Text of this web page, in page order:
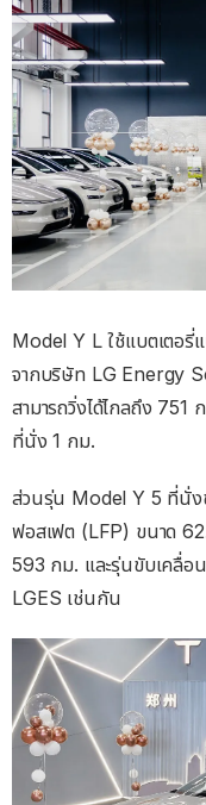
Model Y L ใช้แบตเตอ
จากบริษัท LG Energy
สามารถวิ่งได้ไกลถึง 751
ที่นั่ง 1 กม.
ส่วนรุ่น Model Y 5 ที่นั่ง
ฟอสเฟต (LFP) ขนาด
593 กม. และรุ่นขับเคลื่อ
LGES เช่นกัน